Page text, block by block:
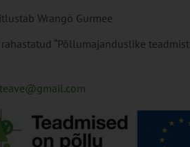
Wrangö Gurmee
“Põllumajanduslike